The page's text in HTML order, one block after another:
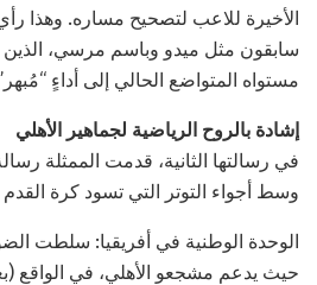
الأخيرة للاعب لتصحيح مساره. وهذا
سابقون مثل ميدو وباسم مرسي، الذين
مستواه المتواضع الحالي إلى أداءٍ
إشادة بالروح الرياضية لجماهير الأهلي
في رسالتها الثانية، قدمت الممثلة
وسط أجواء التوتر التي تسود كرة
الوحدة الوطنية في أفريقيا: سلطت
حيث يدعم مشجعو الأهلي، في الواقع